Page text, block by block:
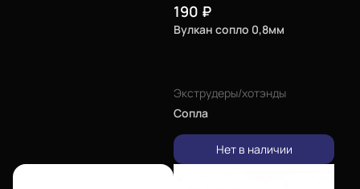
190 ₽
Вулкан сопло 0,8мм
Экструдеры/хотэнды
Сопла
Нет в наличии